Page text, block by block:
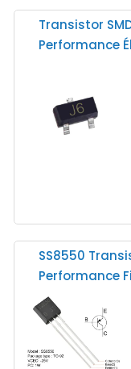
Transistor
Performance
SS8550
Performance